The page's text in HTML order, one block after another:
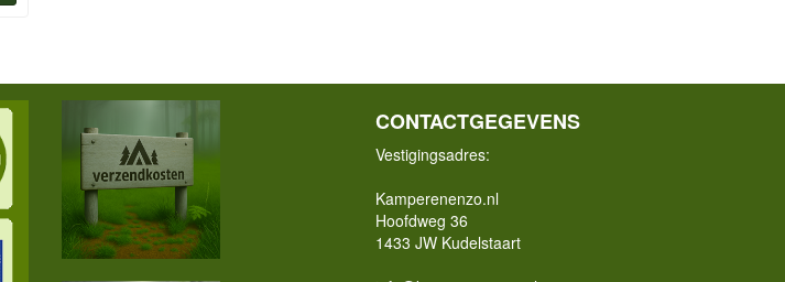
CONTACTGEGEVENS
Vestigingsadres:
Kamperenenzo.nl
Hoofdweg 36
1433 JW Kudelstaart